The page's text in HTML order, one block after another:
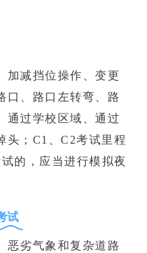
加减挡位操作、变更
口、路口左转弯、路
通过学校区域、通过
头；C1、C2考试里程
的，应当进行模拟夜
试
恶劣气象和复杂道路